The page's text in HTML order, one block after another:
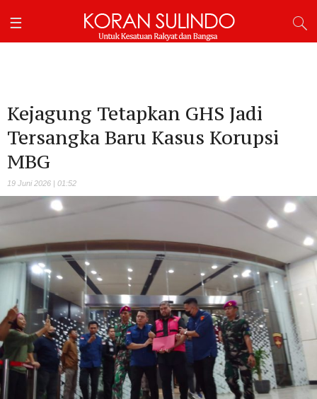
Kejagung Tetapkan GHS Jadi
Tersangka Baru Kasus Korupsi
MBG
19 Juni 2026 | 01:52